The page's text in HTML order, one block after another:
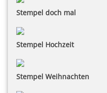
Stempel doch mal
Stempel Hochzeit
Stempel Weihnachten